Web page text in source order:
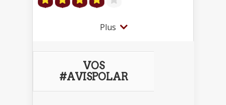
Plus
VOS
#AVISPOLAR